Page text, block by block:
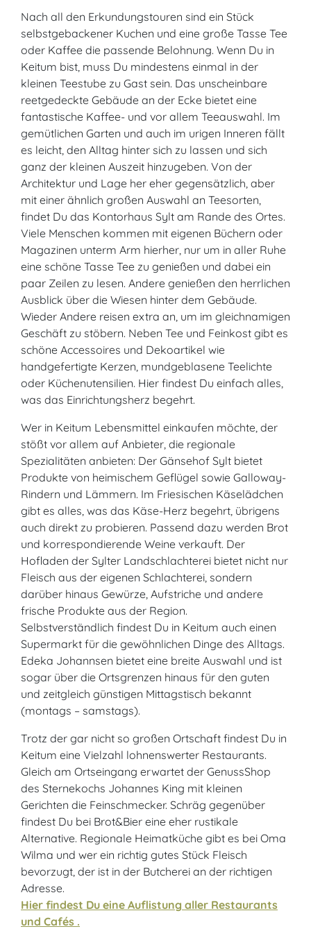
Nach all den Erkundungstouren sind ein Stück
selbstgebackener Kuchen und eine große Tasse Tee
oder Kaffee die passende Belohnung. Wenn Du in
Keitum bist, muss Du mindestens einmal in der
kleinen Teestube zu Gast sein. Das unscheinbare
reetgedeckte Gebäude an der Ecke bietet eine
fantastische Kaffee- und vor allem Teeauswahl. Im
gemütlichen Garten und auch im urigen Inneren fällt
es leicht, den Alltag hinter sich zu lassen und sich
ganz der kleinen Auszeit hinzugeben. Von der
Architektur und Lage her eher gegensätzlich, aber
mit einer ähnlich großen Auswahl an Teesorten,
findet Du das Kontorhaus Sylt am Rande des Ortes.
Viele Menschen kommen mit eigenen Büchern oder
Magazinen unterm Arm hierher, nur um in aller Ruhe
eine schöne Tasse Tee zu genießen und dabei ein
paar Zeilen zu lesen. Andere genießen den herrlichen
Ausblick über die Wiesen hinter dem Gebäude.
Wieder Andere reisen extra an, um im gleichnamigen
Geschäft zu stöbern. Neben Tee und Feinkost gibt es
schöne Accessoires und Dekoartikel wie
handgefertigte Kerzen, mundgeblasene Teelichte
oder Küchenutensilien. Hier findest Du einfach alles,
was das Einrichtungsherz begehrt.
Wer in Keitum Lebensmittel einkaufen möchte, der
stößt vor allem auf Anbieter, die regionale
Spezialitäten anbieten: Der Gänsehof Sylt bietet
Produkte von heimischem Geflügel sowie Galloway-
Rindern und Lämmern. Im Friesischen Käselädchen
gibt es alles, was das Käse-Herz begehrt, übrigens
auch direkt zu probieren. Passend dazu werden Brot
und korrespondierende Weine verkauft. Der
Hofladen der Sylter Landschlachterei bietet nicht nur
Fleisch aus der eigenen Schlachterei, sondern
darüber hinaus Gewürze, Aufstriche und andere
frische Produkte aus der Region.
Selbstverständlich findest Du in Keitum auch einen
Supermarkt für die gewöhnlichen Dinge des Alltags.
Edeka Johannsen bietet eine breite Auswahl und ist
sogar über die Ortsgrenzen hinaus für den guten
und zeitgleich günstigen Mittagstisch bekannt
(montags – samstags).
Trotz der gar nicht so großen Ortschaft findest Du in
Keitum eine Vielzahl lohnenswerter Restaurants.
Gleich am Ortseingang erwartet der GenussShop
des Sternekochs Johannes King mit kleinen
Gerichten die Feinschmecker. Schräg gegenüber
findest Du bei Brot&Bier eine eher rustikale
Alternative. Regionale Heimatküche gibt es bei Oma
Wilma und wer ein richtig gutes Stück Fleisch
bevorzugt, der ist in der Butcherei an der richtigen
Adresse.
Hier findest Du eine Auflistung aller Restaurants
und Cafés .